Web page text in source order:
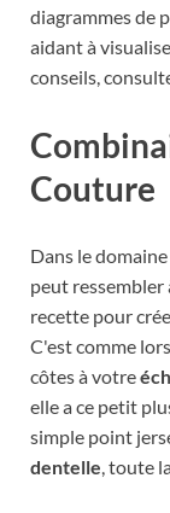
diagrammes de
aidant à
conseils,
Couture
Dans le
peut ressembler
recette pour
C'est comme
côtes à votre
elle a ce petit
simple point
dentelle , toute